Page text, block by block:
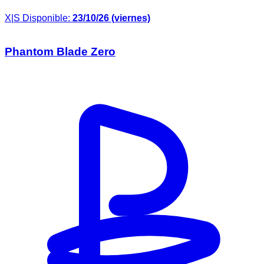
X|S Disponible: 23/10/26 (viernes)
Phantom Blade Zero